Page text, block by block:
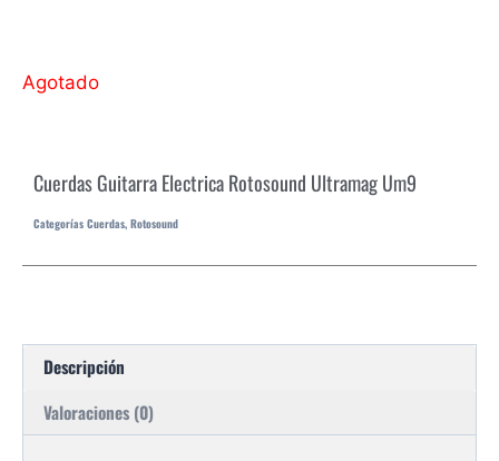
Agotado
Cuerdas Guitarra Electrica Rotosound Ultramag Um9
Categorías Cuerdas, Rotosound
Descripción
Valoraciones (0)